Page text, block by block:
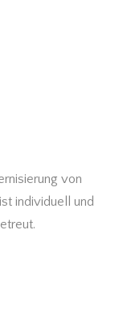
von
individuell und